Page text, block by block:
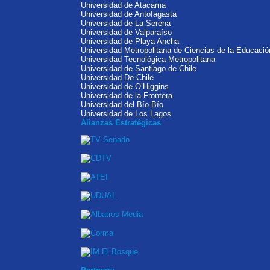
Universidad de Atacama
Universidad de Antofagasta
Universidad de La Serena
Universidad de Valparaíso
Universidad de Playa Ancha
Universidad Metropolitana de Ciencias de la
Universidad Tecnológica Metropolitana
Universidad de Santiago de Chile
Universidad De Chile
Universidad de O’Higgins
Universidad de la Frontera
Universidad del Bío-Bío
Universidad de Los Lagos
Alianzas Estratégicas